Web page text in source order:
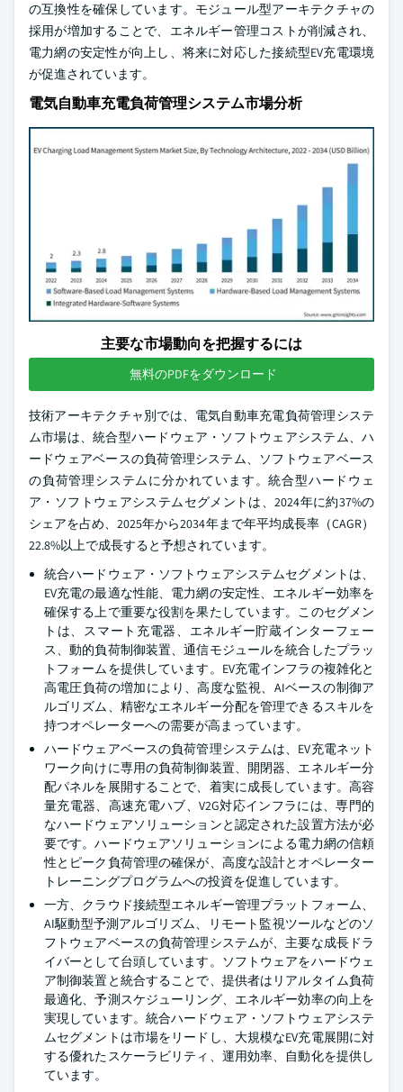
の互換性を確保しています。モジュール型アーキテクチャの
採用が増加することで、エネルギー管理コストが削減され、
電力網の安定性が向上し、将来に対応した接続型EV充電環境
が促進されています。
電気自動車充電負荷管理システム市場分析
主要な市場動向を把握するには
無料のPDFをダウンロード
技術アーキテクチャ別では、電気自動車充電負荷管理システ
ム市場は、統合型ハードウェア・ソフトウェアシステム、ハ
ードウェアベースの負荷管理システム、ソフトウェアベース
の負荷管理システムに分かれています。統合型ハードウェ
ア・ソフトウェアシステムセグメントは、2024年に約37%の
シェアを占め、2025年から2034年まで年平均成長率（CAGR）
22.8%以上で成長すると予想されています。
統合ハードウェア・ソフトウェアシステムセグメントは、
EV充電の最適な性能、電力網の安定性、エネルギー効率を
確保する上で重要な役割を果たしています。このセグメン
トは、スマート充電器、エネルギー貯蔵インターフェー
ス、動的負荷制御装置、通信モジュールを統合したプラッ
トフォームを提供しています。EV充電インフラの複雑化と
高電圧負荷の増加により、高度な監視、AIベースの制御ア
ルゴリズム、精密なエネルギー分配を管理できるスキルを
持つオペレーターへの需要が高まっています。
ハードウェアベースの負荷管理システムは、EV充電ネット
ワーク向けに専用の負荷制御装置、開閉器、エネルギー分
配パネルを展開することで、着実に成長しています。高容
量充電器、高速充電ハブ、V2G対応インフラには、専門的
なハードウェアソリューションと認定された設置方法が必
要です。ハードウェアソリューションによる電力網の信頼
性とピーク負荷管理の確保が、高度な設計とオペレーター
トレーニングプログラムへの投資を促進しています。
一方、クラウド接続型エネルギー管理プラットフォーム、
AI駆動型予測アルゴリズム、リモート監視ツールなどのソ
フトウェアベースの負荷管理システムが、主要な成長ドラ
イバーとして台頭しています。ソフトウェアをハードウェ
ア制御装置と統合することで、提供者はリアルタイム負荷
最適化、予測スケジューリング、エネルギー効率の向上を
実現しています。統合ハードウェア・ソフトウェアシステ
ムセグメントは市場をリードし、大規模なEV充電展開に対
する優れたスケーラビリティ、運用効率、自動化を提供し
ています。